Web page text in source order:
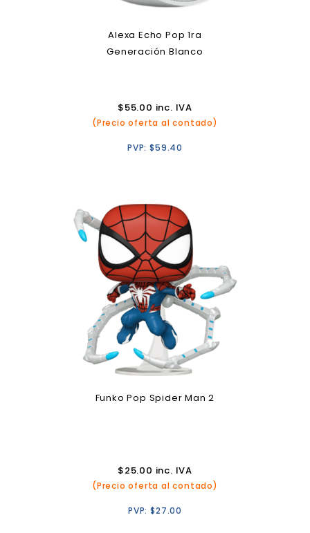
Alexa Echo Pop 1ra
Generación Blanco
$55.00 inc. IVA
(Precio oferta al contado)
PVP:$59.40
Funko Pop Spider Man 2
$25.00 inc. IVA
(Precio oferta al contado)
PVP:$27.00